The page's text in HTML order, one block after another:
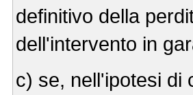
definitivo della
dell'intervento in
c) se, nell'ipotesi di